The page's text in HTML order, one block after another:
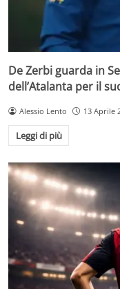
De Zerbi guarda in
dell’Atalanta per il
Alessio Lento 13 Aprile
Leggi di più